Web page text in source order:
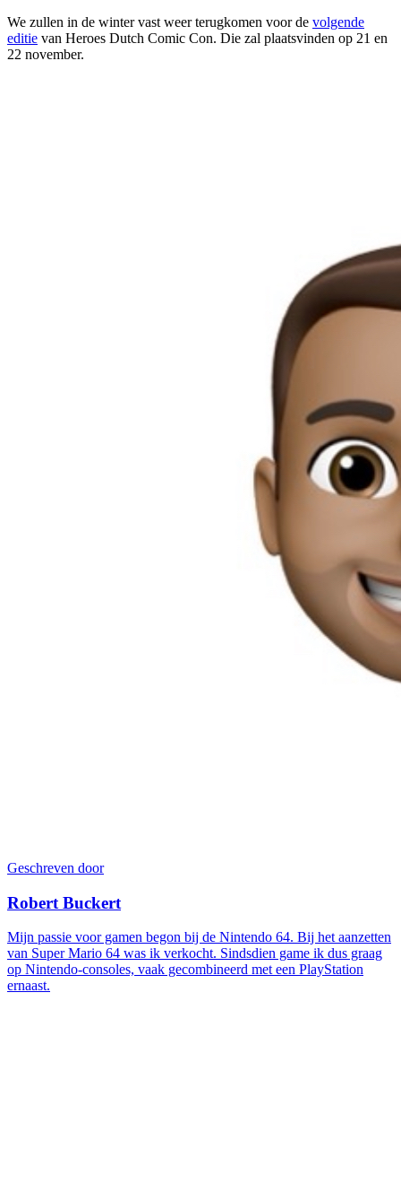
We zullen in de winter vast weer terugkomen voor de volgende
editie van Heroes Dutch Comic Con. Die zal plaatsvinden op 21 en
22 november.
Geschreven door
Robert Buckert
Mijn passie voor gamen begon bij de Nintendo 64. Bij het aanzetten
van Super Mario 64 was ik verkocht. Sindsdien game ik dus graag
op Nintendo-consoles, vaak gecombineerd met een PlayStation
ernaast.